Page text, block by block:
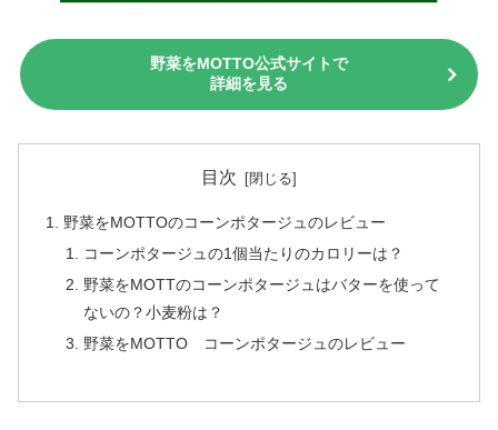
野菜をMOTTO公式サイトで
詳細を見る
目次
野菜をMOTTOのコーンポタージュのレビュー
コーンポタージュの1個当たりのカロリーは？
野菜をMOTTのコーンポタージュはバターを使って
ないの？小麦粉は？
野菜をMOTTO コーンポタージュのレビュー